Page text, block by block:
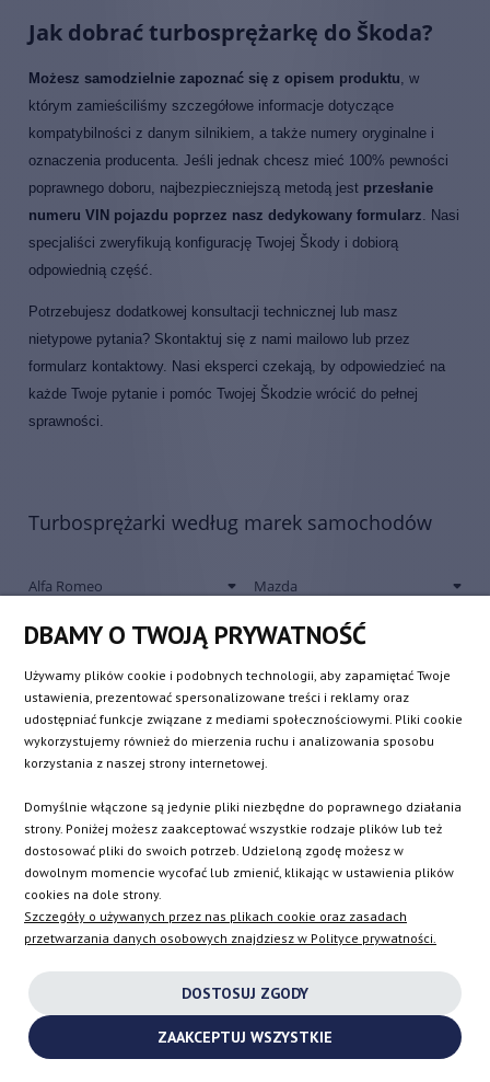
Jak dobrać turbosprężarkę do Škoda?
Możesz samodzielnie zapoznać się z opisem produktu, w
którym zamieściliśmy szczegółowe informacje dotyczące
kompatybilności z danym silnikiem, a także numery oryginalne i
oznaczenia producenta. Jeśli jednak chcesz mieć 100% pewności
poprawnego doboru, najbezpieczniejszą metodą jest przesłanie
numeru VIN pojazdu poprzez nasz dedykowany formularz. Nasi
specjaliści zweryfikują konfigurację Twojej Škody i dobiorą
odpowiednią część.
Potrzebujesz dodatkowej konsultacji technicznej lub masz
nietypowe pytania? Skontaktuj się z nami mailowo lub przez
formularz kontaktowy. Nasi eksperci czekają, by odpowiedzieć na
każde Twoje pytanie i pomóc Twojej Škodzie wrócić do pełnej
sprawności.
Turbosprężarki według marek samochodów
Alfa Romeo
Bentley
BMW
Chevrolet
Chrysler
Citroen / DS Automobiles
Dacia
Dodge
Fiat
Ford
Honda
Infiniti
Isuzu
Jaguar
Mazda
Mini
Mitsubishi
Nissan
Opel
Peugeot
Porsche
Renault
Rolls-Royce
Saab
Skoda
Smart
SsangYong
DBAMY O TWOJĄ PRYWATNOŚĆ
Używamy plików cookie i podobnych technologii, aby zapamiętać Twoje
ustawienia, prezentować spersonalizowane treści i reklamy oraz
udostępniać funkcje związane z mediami społecznościowymi. Pliki cookie
wykorzystujemy również do mierzenia ruchu i analizowania sposobu
korzystania z naszej strony internetowej.
Domyślnie włączone są jedynie pliki niezbędne do poprawnego działania
strony. Poniżej możesz zaakceptować wszystkie rodzaje plików lub też
dostosować pliki do swoich potrzeb. Udzieloną zgodę możesz w
dowolnym momencie wycofać lub zmienić, klikając w ustawienia plików
cookies na dole strony.
Szczegóły o używanych przez nas plikach cookie oraz zasadach
przetwarzania danych osobowych znajdziesz w Polityce prywatności.
DOSTOSUJ ZGODY
ZAAKCEPTUJ WSZYSTKIE